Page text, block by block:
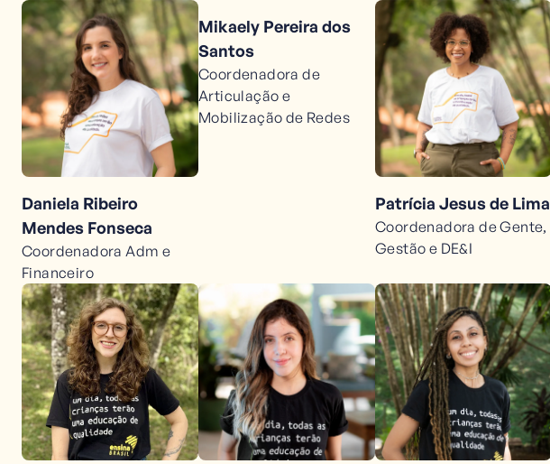
Daniela Ribeiro
Mendes Fonseca
Coordenadora Adm e
Financeiro
Mikaely Pereira dos
Santos
Coordenadora de
Articulação e
Mobilização de Redes
Patrícia Jesus de Lima
Coordenadora de Gente,
Gestão e DE&I